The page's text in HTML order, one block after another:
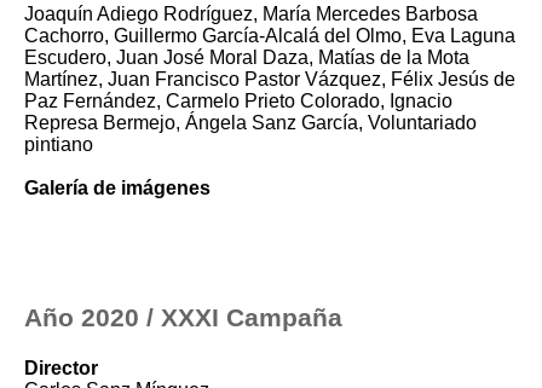
Joaquín Adiego Rodríguez, María Mercedes Barbosa
Cachorro, Guillermo García-Alcalá del Olmo, Eva Laguna
Escudero, Juan José Moral Daza, Matías de la Mota
Martínez, Juan Francisco Pastor Vázquez, Félix Jesús de
Paz Fernández, Carmelo Prieto Colorado, Ignacio
Represa Bermejo, Ángela Sanz García, Voluntariado
pintiano
Galería de imágenes
Año 2020 / XXXI Campaña
Director